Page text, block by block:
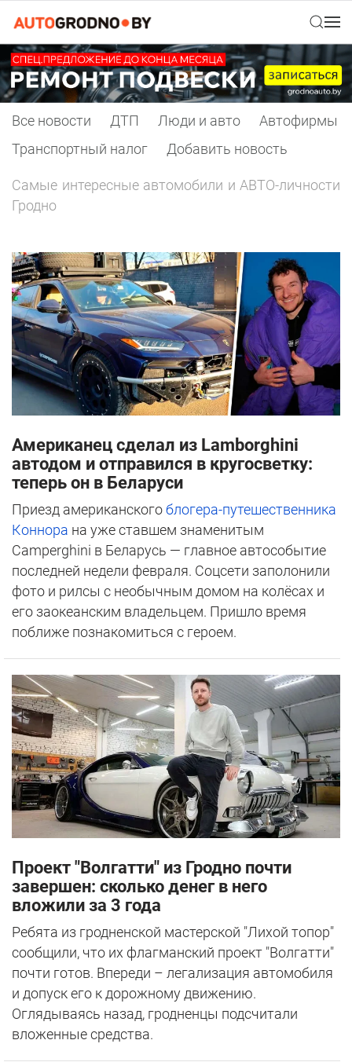
Все новости ДТП Люди и авто
Автофирмы
Транспортный налог
Добавить новость
Самые интересные автомобили и АВТО-личности
Гродно
Американец сделал из Lamborghini
автодом и отправился в кругосветку:
теперь он в Беларуси
Приезд американскогоблогера-путешественника
Коннора на уже ставшем знаменитым
Camperghini в Беларусь — главное автособытие
последней недели февраля. Соцсети заполонили
фото и рилсы с необычным домом на колёсах и
его заокеанским владельцем. Пришло время
поближе познакомиться с героем.
Проект "Волгатти" из Гродно почти
завершен: сколько денег в него
вложили за 3 года
Ребята из гродненской мастерской "Лихой топор"
сообщили, что их флагманский проект "Волгатти"
почти готов. Впереди – легализация автомобиля
и допуск его к дорожному движению.
Оглядываясь назад, гродненцы подсчитали
вложенные средства.